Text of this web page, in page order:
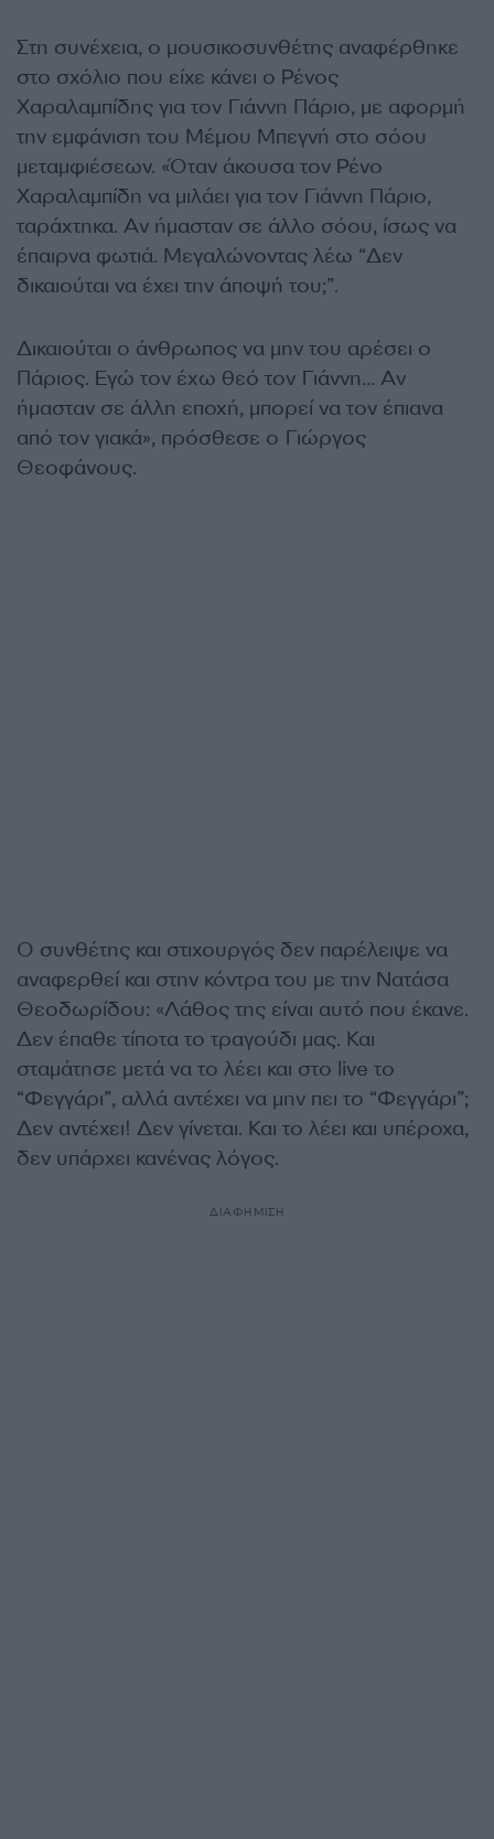
Στη συνέχεια, ο μουσικοσυνθέτης αναφέρθηκε
στο σχόλιο που είχε κάνει ο Ρένος
Χαραλαμπίδης για τον Γιάννη Πάριο, με αφορμή
την εμφάνιση του Μέμου Μπεγνή στο σόου
μεταμφιέσεων. «Όταν άκουσα τον Ρένο
Χαραλαμπίδη να μιλάει για τον Γιάννη Πάριο,
ταράχτηκα. Αν ήμασταν σε άλλο σόου, ίσως να
έπαιρνα φωτιά. Μεγαλώνοντας λέω “Δεν
δικαιούται να έχει την άποψή του;”.
Δικαιούται ο άνθρωπος να μην του αρέσει ο
Πάριος. Εγώ τον έχω θεό τον Γιάννη… Αν
ήμασταν σε άλλη εποχή, μπορεί να τον έπιανα
από τον γιακά», πρόσθεσε ο Γιώργος
Θεοφάνους.
Ο συνθέτης και στιχουργός δεν παρέλειψε να
αναφερθεί και στην κόντρα του με την Νατάσα
Θεοδωρίδου: «Λάθος της είναι αυτό που έκανε.
Δεν έπαθε τίποτα το τραγούδι μας. Και
σταμάτησε μετά να το λέει και στο live το
“Φεγγάρι”, αλλά αντέχει να μην πει το “Φεγγάρι”;
Δεν αντέχει! Δεν γίνεται. Και το λέει και υπέροχα,
δεν υπάρχει κανένας λόγος.
ΔΙΑΦΗΜΙΣΗ